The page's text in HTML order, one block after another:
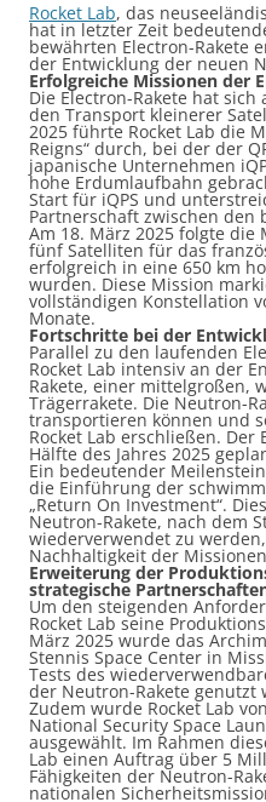
Rocket Lab, das
hat in letzter Zeit
bewährten Electron-Rakete
der Entwicklung der neuen
Erfolgreiche Missionen der
Die Electron-Rakete hat
den Transport kleinerer
2025 führte Rocket Lab die
Reigns“ durch, bei der der
japanische Unternehmen
hohe Erdumlaufbahn
Start für iQPS und
Partnerschaft zwischen den
Am 18. März 2025 folgte die
fünf Satelliten für das
erfolgreich in eine 650 km
wurden. Diese Mission
vollständigen Konstellation
Monate.
Fortschritte bei der
Parallel zu den laufenden
Rocket Lab intensiv an der
Rakete, einer mittelgroßen,
Trägerrakete. Die Neutron-
transportieren können und
Rocket Lab erschließen.
Hälfte des Jahres 2025
Ein bedeutender
die Einführung der
„Return On Investment“.
Neutron-Rakete, nach dem
wiederverwendet zu
Nachhaltigkeit der
Erweiterung der
strategische
Um den steigenden
Rocket Lab seine
März 2025 wurde das
Stennis Space Center in
Tests des
der Neutron-Rakete genutzt
Zudem wurde Rocket Lab
National Security Space
ausgewählt. Im Rahmen
Lab einen Auftrag über 5
Fähigkeiten der Neutron-
nationalen